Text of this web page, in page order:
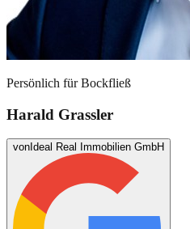
Persönlich fürBockfließ
Harald Grassler
von Ideal Real Immobilien GmbH